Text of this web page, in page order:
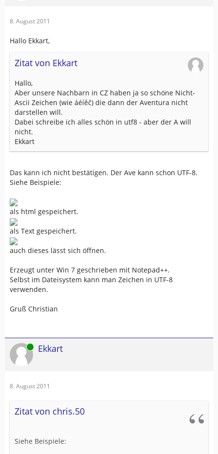
8. August 2011
Hallo Ekkart,
Zitat von Ekkart
Hallo,
Aber unsere Nachbarn in CZ haben ja so schöne Nicht-
Ascii Zeichen (wie áéíěč) die dann der Aventura nicht
darstellen will.
Dabei schreibe ich alles schön in utf8 - aber der A will
nicht.
Ekkart
Das kann ich nicht bestätigen. Der Ave kann schon UTF-8.
Siehe Beispiele:
als html gespeichert.
als Text gespeichert.
auch dieses lässt sich öffnen.
Erzeugt unter Win 7 geschrieben mit Notepad++.
Selbst im Dateisystem kann man Zeichen in UTF-8
verwenden.
Gruß Christian
Online Ekkart
8. August 2011
Zitat von chris.50
Siehe Beispiele: